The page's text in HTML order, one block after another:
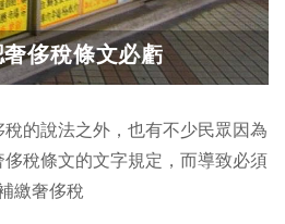
侈稅條文必虧
的說法之外，也有不少民眾因為
稅條文的文字規定，而導致必須
繳奢侈稅